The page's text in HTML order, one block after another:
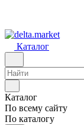
Каталог
Каталог
По всему сайту
По каталогу